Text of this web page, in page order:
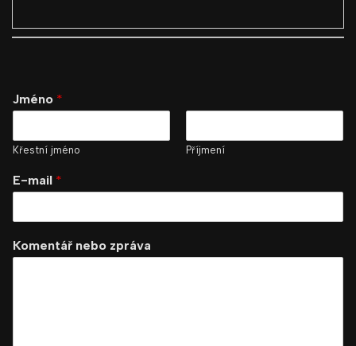
Jméno *
Křestní jméno Příjmení
E-mail *
Komentář nebo zpráva